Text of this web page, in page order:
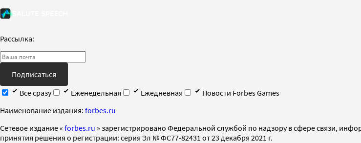
Рассылка:
Подписаться
Все сразу
Еженедельная Ежедневная
Новости Forbes Games
Наименование издания: forbes.ru
Cетевое издание « forbes.ru » зарегистрировано Федеральной службой по надзору в сфере связи,
принятия решения о регистрации: серия Эл № ФС77-82431 от 23 декабря 2021 г.